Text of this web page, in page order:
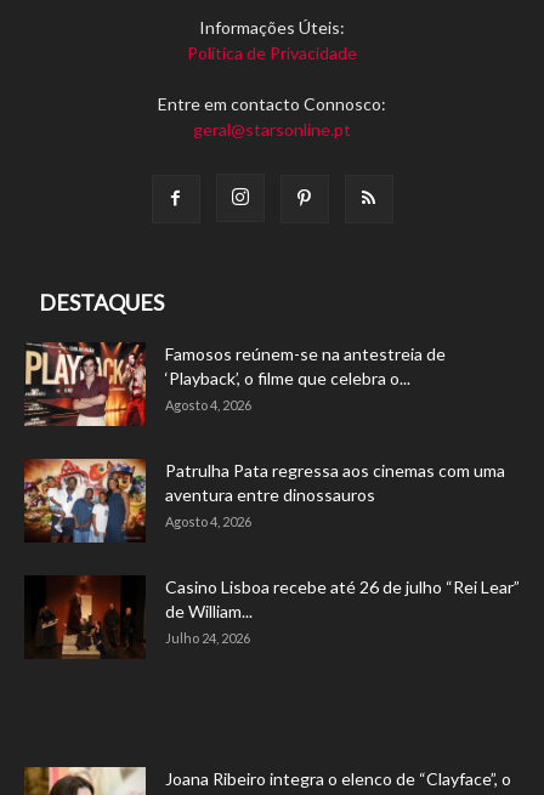
Informações Úteis:
Política de Privacidade
Entre em contacto Connosco:
geral@starsonline.pt
DESTAQUES
Famosos reúnem-se na antestreia de
‘Playback’, o filme que celebra o...
Agosto 4, 2026
Patrulha Pata regressa aos cinemas com uma
aventura entre dinossauros
Agosto 4, 2026
Casino Lisboa recebe até 26 de julho “Rei Lear”
de William...
Julho 24, 2026
Joana Ribeiro integra o elenco de “Clayface”, o